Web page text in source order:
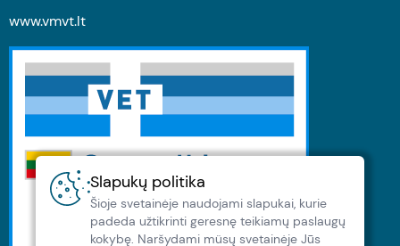
Slapukų politika
Šioje svetainėje naudojami slapukai, kurie
padeda užtikrinti geresnę teikiamų paslaugų
kokybę. Naršydami müsų svetainėje Jūs
www.vmvt.lt